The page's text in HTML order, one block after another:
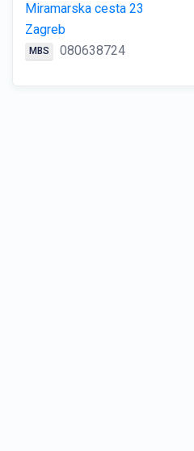
Miramarska cesta 23
Zagreb
MBS 080638724